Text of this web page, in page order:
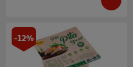
-12%